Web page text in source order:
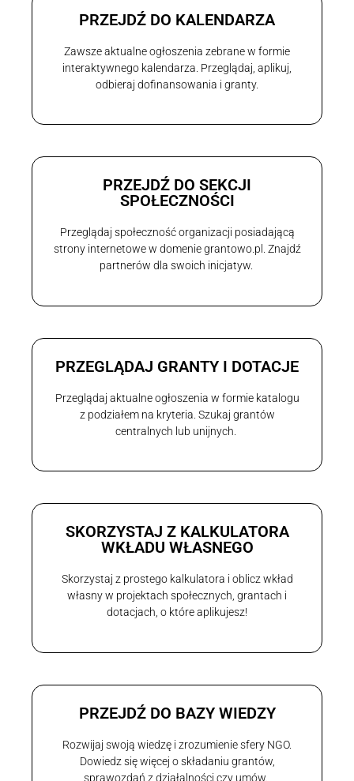
PRZEJDŹ DO KALENDARZA
Zawsze aktualne ogłoszenia zebrane w formie
interaktywnego kalendarza. Przeglądaj, aplikuj,
odbieraj dofinansowania i granty.
PRZEJDŹ DO SEKCJI
SPOŁECZNOŚCI
Przeglądaj społeczność organizacji posiadającą
strony internetowe w domenie grantowo.pl. Znajdź
partnerów dla swoich inicjatyw.
PRZEGLĄDAJ GRANTY I DOTACJE
Przeglądaj aktualne ogłoszenia w formie katalogu
z podziałem na kryteria. Szukaj grantów
centralnych lub unijnych.
SKORZYSTAJ Z KALKULATORA
WKŁADU WŁASNEGO
Skorzystaj z prostego kalkulatora i oblicz wkład
własny w projektach społecznych, grantach i
dotacjach, o które aplikujesz!
PRZEJDŹ DO BAZY WIEDZY
Rozwijaj swoją wiedzę i zrozumienie sfery NGO.
Dowiedz się więcej o składaniu grantów,
sprawozdań z działalności czy umów.